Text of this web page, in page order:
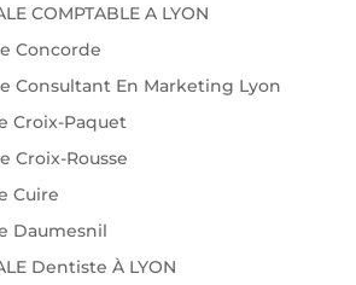
COMPTABLE A LYON
Concorde
Consultant En Marketing Lyon
Croix-Paquet
Croix-Rousse
Cuire
Daumesnil
Dentiste À LYON